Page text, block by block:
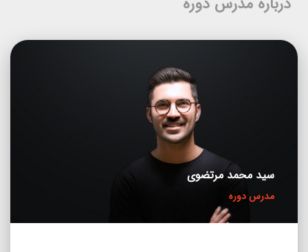
سید محمد مرتضوی
مدرس دوره